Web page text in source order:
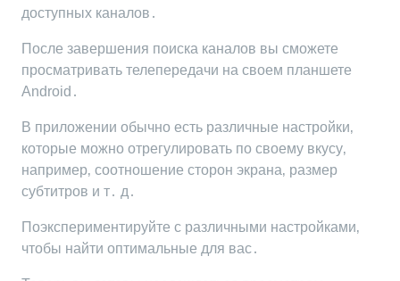
доступных каналов․
После завершения поиска каналов вы сможете
просматривать телепередачи на своем планшете
Android․
В приложении обычно есть различные настройки‚
которые можно отрегулировать по своему вкусу‚
например‚ соотношение сторон экрана‚ размер
субтитров и т․ д․
Поэкспериментируйте с различными настройками‚
чтобы найти оптимальные для вас․